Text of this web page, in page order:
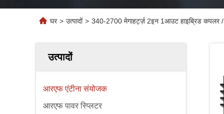
घर > उत्पादों > 340-2700 मेगाहर्ट्ज़ 2इन 1आउट हाइब्रिड कपलर /
उत्पादों
आरएफ एंटीना संयोजक
आरएफ पावर स्प्लिटर